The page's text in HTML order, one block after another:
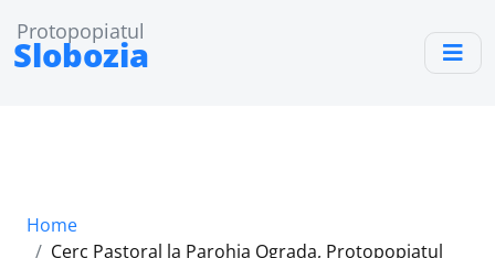
Protopopiatul
Slobozia
Home
Cerc Pastoral la Parohia Ograda, Protopopiatul